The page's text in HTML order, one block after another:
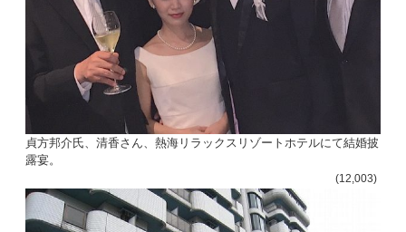
貞方邦介氏、清香さん、熱海リラックスリゾートホテルにて結婚披
露宴。
(12,003)